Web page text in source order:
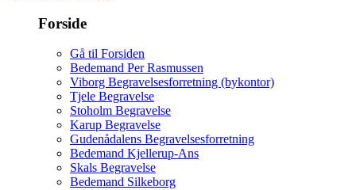
Forside
Gå til Forsiden
Bedemand Per Rasmussen
Viborg Begravelsesforretning (bykontor)
Tjele Begravelse
Stoholm Begravelse
Karup Begravelse
Gudenådalens Begravelsesforretning
Bedemand Kjellerup-Ans
Skals Begravelse
Bedemand Silkeborg